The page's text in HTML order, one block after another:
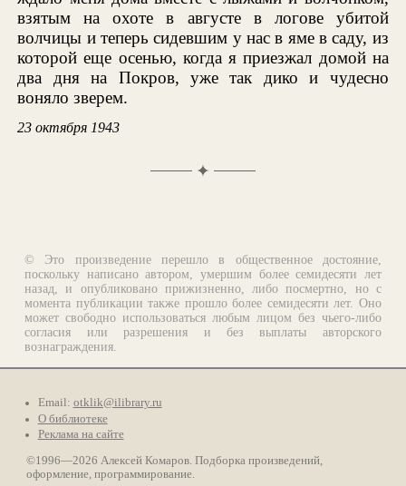
взятым на охоте в августе в логове убитой
волчицы и теперь сидевшим у нас в яме в саду, из
которой еще осенью, когда я приезжал домой на
два дня на Покров, уже так дико и чудесно
воняло зверем.
23 октября 1943
✦
© Это произведение перешло в общественное достояние,
поскольку написано автором, умершим более семидесяти лет
назад, и опубликовано прижизненно, либо посмертно, но с
момента публикации также прошло более семидесяти лет. Оно
может свободно использоваться любым лицом без чьего-либо
согласия или разрешения и без выплаты авторского
вознаграждения.
Email: otklik@ilibrary.ru
О библиотеке
Реклама на сайте
©1996—2026 Алексей Комаров. Подборка произведений,
оформление, программирование.